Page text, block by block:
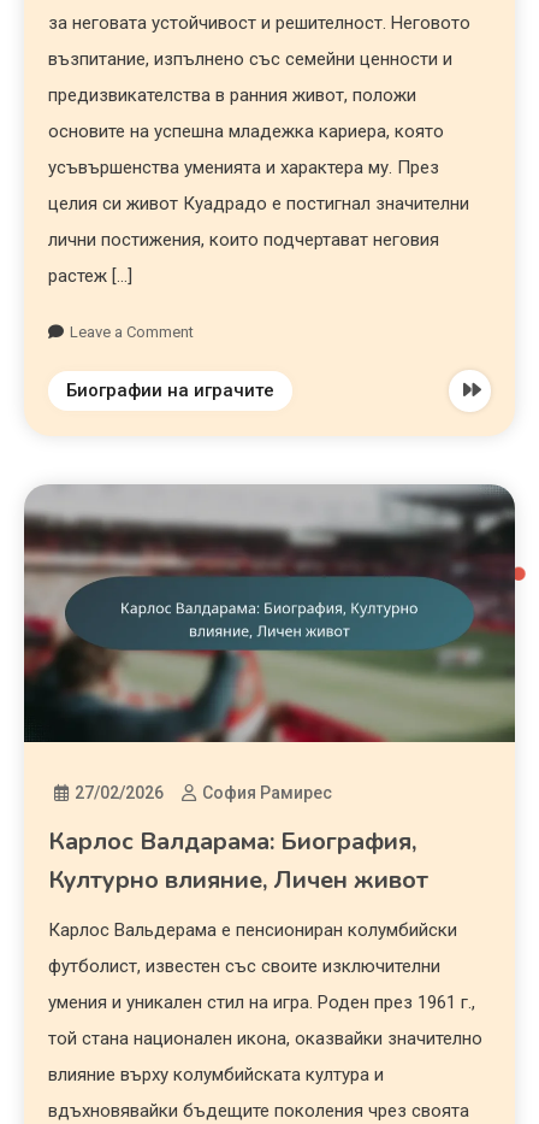
за неговата устойчивост и решителност. Неговото
възпитание, изпълнено със семейни ценности и
предизвикателства в ранния живот, положи
основите на успешна младежка кариера, която
усъвършенства уменията и характера му. През
целия си живот Куадрадо е постигнал значителни
лични постижения, които подчертават неговия
растеж […]
Leave a Comment
Биографии на играчите
27/02/2026 София Рамирес
Карлос Валдарама: Биография,
Културно влияние, Личен живот
Карлос Вальдерама е пенсиониран колумбийски
футболист, известен със своите изключителни
умения и уникален стил на игра. Роден през 1961 г.,
той стана национален икона, оказвайки значително
влияние върху колумбийската култура и
вдъхновявайки бъдещите поколения чрез своята